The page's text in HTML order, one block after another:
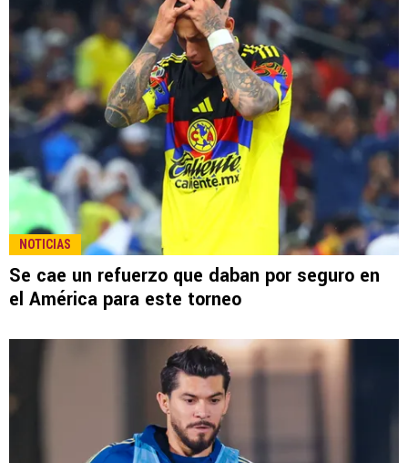
NOTICIAS
Se cae un refuerzo que daban por seguro en
el América para este torneo